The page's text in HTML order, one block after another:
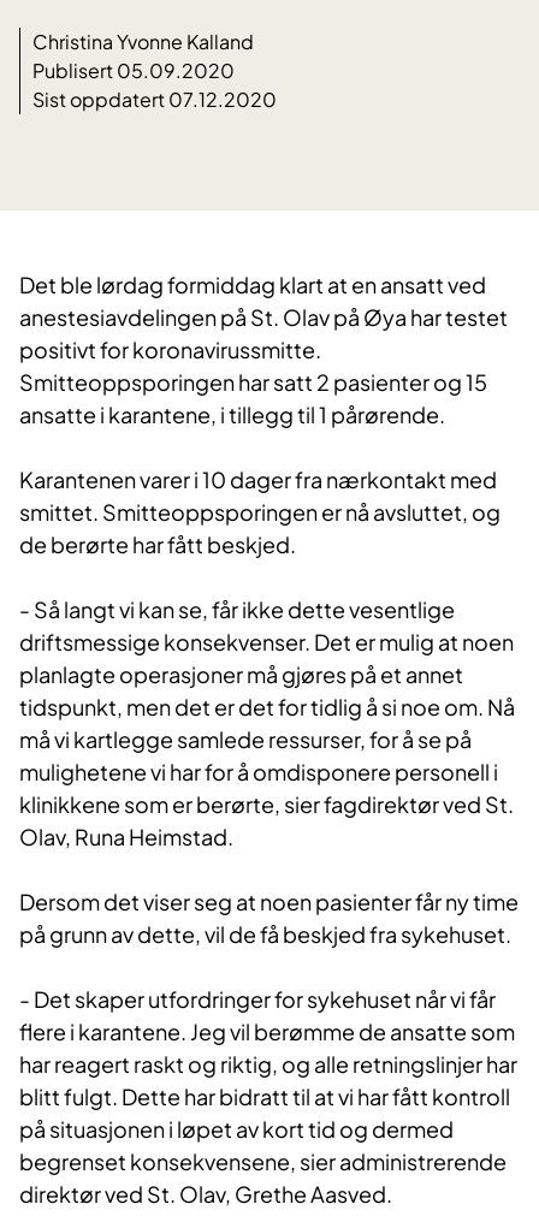
Christina Yvonne Kalland
Publisert 05.09.2020
Sist oppdatert 07.12.2020
Det ble lørdag formiddag klart at en ansatt ved
anestesiavdelingen på St. Olav på Øya har testet
positivt for koronavirussmitte.
Smitteoppsporingen har satt 2 pasienter og 15
ansatte i karantene, i tillegg til 1 pårørende.
Karantenen varer i 10 dager fra nærkontakt med
smittet. Smitteoppsporingen er nå avsluttet, og
de berørte har fått beskjed.
- Så langt vi kan se, får ikke dette vesentlige
driftsmessige konsekvenser. Det er mulig at noen
planlagte operasjoner må gjøres på et annet
tidspunkt, men det er det for tidlig å si noe om. Nå
må vi kartlegge samlede ressurser, for å se på
mulighetene vi har for å omdisponere personell i
klinikkene som er berørte, sier fagdirektør ved St.
Olav, Runa Heimstad.
Dersom det viser seg at noen pasienter får ny time
på grunn av dette, vil de få beskjed fra sykehuset.
- Det skaper utfordringer for sykehuset når vi får
flere i karantene. Jeg vil berømme de ansatte som
har reagert raskt og riktig, og alle retningslinjer har
blitt fulgt. Dette har bidratt til at vi har fått kontroll
på situasjonen i løpet av kort tid og dermed
begrenset konsekvensene, sier administrerende
direktør ved St. Olav, Grethe Aasved.